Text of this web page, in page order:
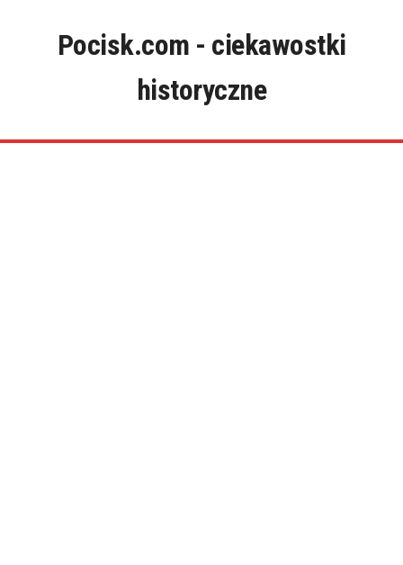
Pocisk.com - ciekawostki
historyczne